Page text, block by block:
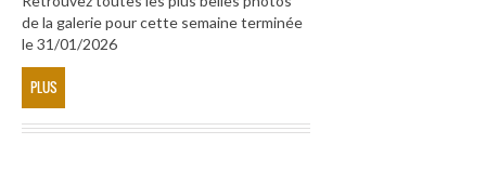
de la galerie pour cette semaine terminée
le 31/01/2026
PLUS